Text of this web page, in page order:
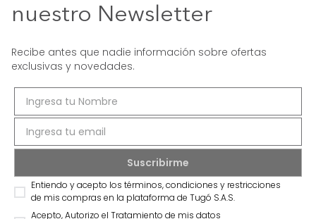
nuestro Newsletter
Recibe antes que nadie información sobre ofertas
exclusivas y novedades.
Entiendo y acepto los términos, condiciones y restricciones
de mis compras en la plataforma de Tugó S.A.S.
Acepto, Autorizo el Tratamiento de mis datos